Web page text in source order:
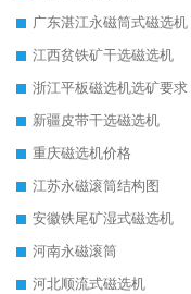
广东湛江永磁筒式磁选机
江西贫铁矿干选磁选机
浙江平板磁选机选矿要求
新疆皮带干选磁选机
重庆磁选机价格
江苏永磁滚筒结构图
安徽铁尾矿湿式磁选机
河南永磁滚筒
河北顺流式磁选机